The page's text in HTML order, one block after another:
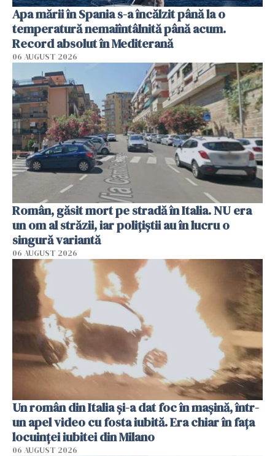
Apa mării în Spania s-a încălzit până la o
temperatură nemaiîntâlnită până acum.
Record absolut în Mediterană
06 AUGUST 2026
Român, găsit mort pe stradă în Italia. NU era
un om al străzii, iar polițiștii au în lucru o
singură variantă
06 AUGUST 2026
Un român din Italia și-a dat foc în mașină, într-
un apel video cu fosta iubită. Era chiar în fața
locuinței iubitei din Milano
06 AUGUST 2026